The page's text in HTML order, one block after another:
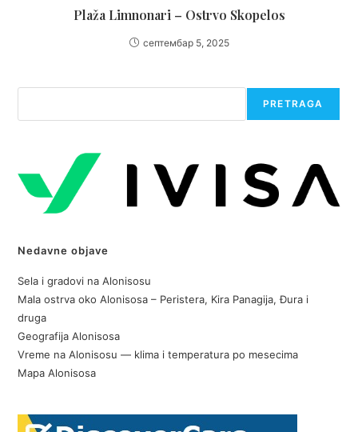
Plaža Limnonari – Ostrvo Skopelos
септембар 5, 2025
PRETRAGA
Nedavne objave
Sela i gradovi na Alonisosu
Mala ostrva oko Alonisosa – Peristera, Kira Panagija, Đura i
druga
Geografija Alonisosa
Vreme na Alonisosu — klima i temperatura po mesecima
Mapa Alonisosa